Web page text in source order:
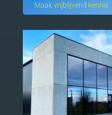
Maak vrijblijvend kennis